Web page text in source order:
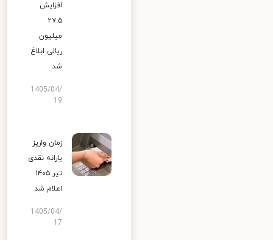
افزایش
۲۷.۵
میلیون
ریالی ابلاغ
شد
1405/04/
19
زمان واریز
یارانه نقدی
تیر ۱۴۰۵
اعلام شد
1405/04/
17